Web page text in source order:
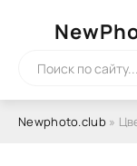
Newphoto.club»